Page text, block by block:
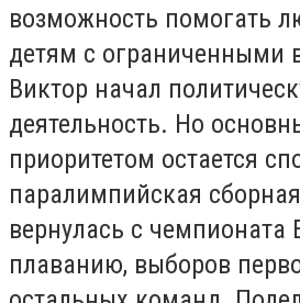
возможность помогать
детям с ограниченными
Виктор начал
деятельность. Но
приоритетом остается
паралимпийская
вернулась с чемпионата
плаванию, выборов